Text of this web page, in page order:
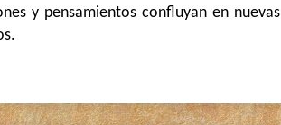
y pensamientos confluyan en nuevas